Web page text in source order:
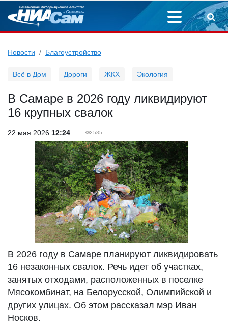
Новости Благоустройство
Всё в Дом Дороги ЖКХ Экология
В Самаре в 2026 году ликвидируют
16 крупных свалок
22 мая 2026 12:24 585
В 2026 году в Самаре планируют ликвидировать
16 незаконных свалок. Речь идет об участках,
занятых отходами, расположенных в поселке
Мясокомбинат, на Белорусской, Олимпийской и
других улицах. Об этом рассказал мэр Иван
Носков.